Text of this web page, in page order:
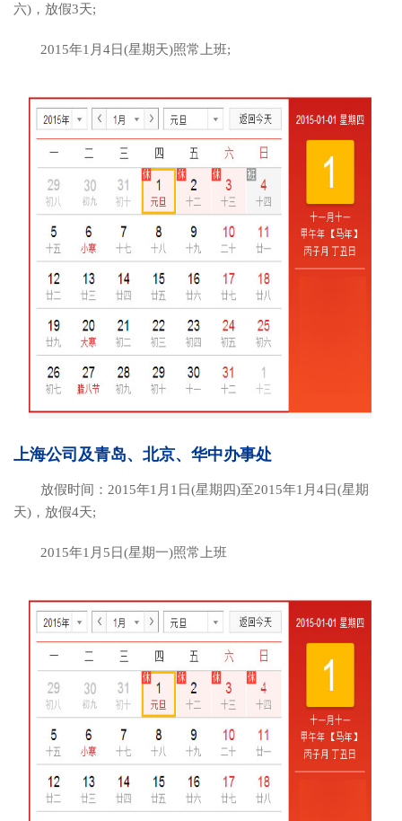
六)，放假3天;
2015年1月4日(星期天)照常上班;
上海公司及青岛、北京、华中办事处
放假时间：2015年1月1日(星期四)至2015年1月4日(星期
天)，放假4天;
2015年1月5日(星期一)照常上班